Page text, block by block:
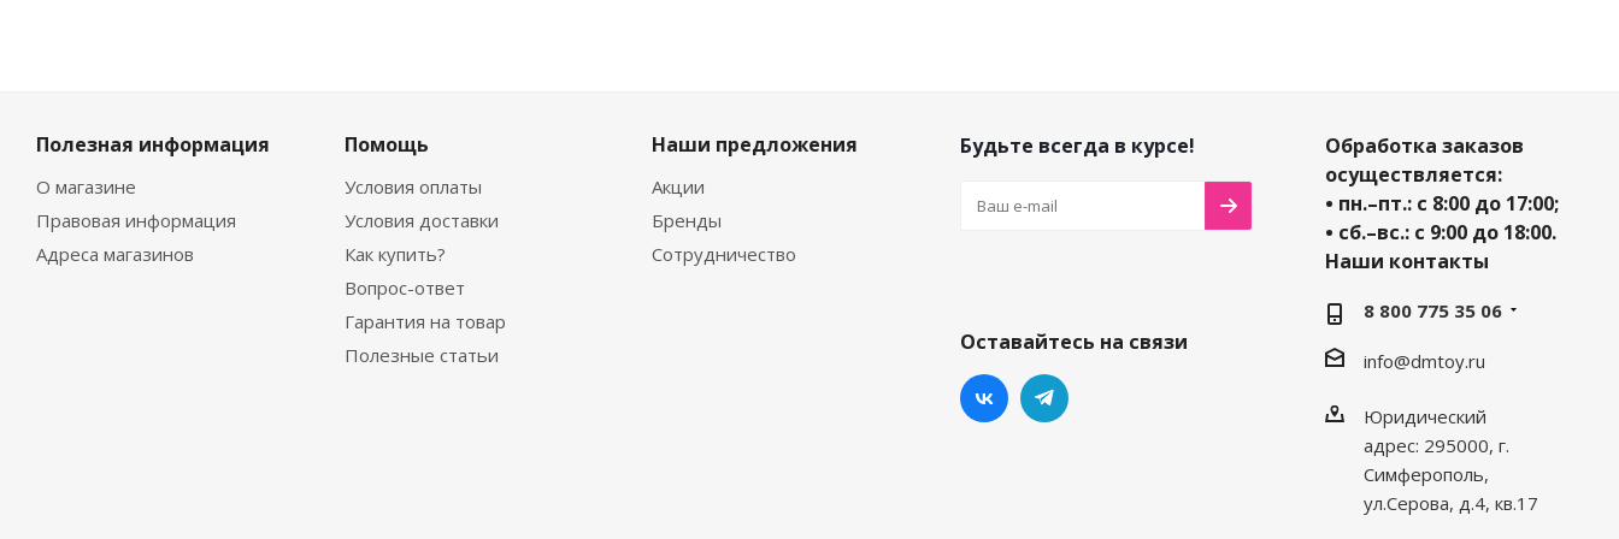
Полезная информация
О магазине
Правовая информация
Адреса магазинов
Помощь
Условия оплаты
Условия доставки
Как купить?
Вопрос-ответ
Гарантия на товар
Полезные статьи
Наши предложения
Акции
Бренды
Сотрудничество
Будьте всегда в курсе!
Оставайтесь на связи
Обработка заказов
осуществляется:
• пн.–пт.: с 8:00 до 17:00;
• сб.–вс.: с 9:00 до 18:00.
Наши контакты
8 800 775 35 06
info@dmtoy.ru
Юридический
адрес: 295000, г.
Симферополь,
ул.Серова, д.4, кв.17